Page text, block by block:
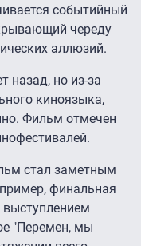
событийный
череду
аллюзий.
назад, но из-за
киноязыка,
Фильм отмечен
стал заметным
финальная
выступлением
"Перемен, мы